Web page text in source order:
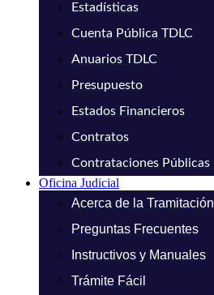
Estadísticas
Cuenta Pública TDLC
Anuarios TDLC
Presupuesto
Estados Financieros
Contratos
Contrataciones Públicas
Oficina Judicial
Acerca de la Tramitación
Preguntas Frecuentes
Instructivos y Manuales
Trámite Fácil